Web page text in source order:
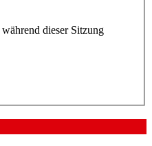
dieser Sitzung